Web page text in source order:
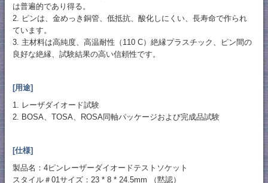
は普遍的であり得る。
2. ピンは、金めっき銅管、低抵抗、酸化しにくい、長寿命で作られ
ています。
3. 主材料は高純度、高温耐性（110 C）絶縁プラスチック、ピン間の
良好な絶縁、試験結果の高い信頼性です。
[用途]
1. レーザダイオード試験
2. BOSA、TOSA、ROSA同軸パッケージおよび完成品試験
[仕様]
製品名：4ピンレーザーダイオードテストソケット
スタイル＃01サイズ：23 * 8 * 24.5mm （黙認）